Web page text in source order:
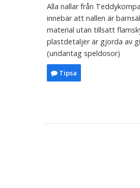
Alla nallar från
innebär att nallen är
material utan tillsatt
plastdetaljer är gjorda av
(undantag speldosor)
Tipsa